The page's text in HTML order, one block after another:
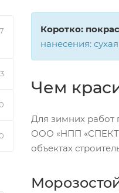
Коротко:
нанесения:
Чем
Для зимних работ
ООО «НПП
объектах
7